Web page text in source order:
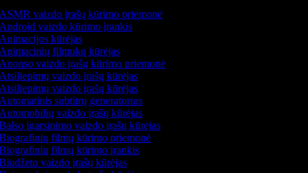
vaizdo įrašų kūrimo priemonė
vaizdo kūrimo įrankis
kūrėjas
filmukų kūrėjas
vaizdo įrašų kūrimo priemonė
vaizdo įrašų kūrėjas
vaizdo įrašų kūrėjas
subtitrų generatorius
vaizdo įrašų kūrėjas
įgarsinimo vaizdo įrašų kūrėjas
filmų kūrimo priemonė
filmų kūrimo įrankis
vaizdo įrašų kūrėjas